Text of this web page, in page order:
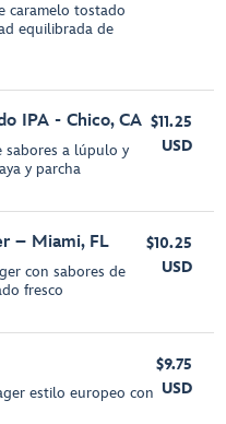
caramelo tostado
equilibrada de
IPA - Chico, CA
sabores a lúpulo y
y parcha
$11.25
USD
– Miami, FL
con sabores de
fresco
$10.25
USD
estilo europeo con
$9.75
USD